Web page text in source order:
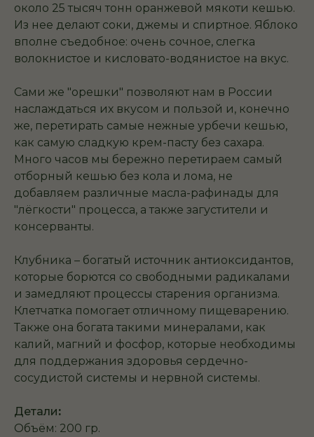
около 25 тысяч тонн оранжевой мякоти кешью.
Из нее делают соки, джемы и спиртное. Яблоко
вполне съедобное: очень сочное, слегка
волокнистое и кисловато-водянистое на вкус.
Сами же "орешки" позволяют нам в России
наслаждаться их вкусом и пользой и, конечно
же, перетирать самые нежные урбечи кешью,
как самую сладкую крем-пасту без сахара.
Много часов мы бережно перетираем самый
отборный кешью без кола и лома, не
добавляем различные масла-рафинады для
"лёгкости" процесса, а также загустители и
консерванты.
Клубника – богатый источник антиоксидантов,
которые борются со свободными радикалами
и замедляют процессы старения организма.
Клетчатка помогает отличному пищеварению.
Также она богата такими минералами, как
калий, магний и фосфор, которые необходимы
для поддержания здоровья сердечно-
сосудистой системы и нервной системы.
Детали:
Объём: 200 гр.